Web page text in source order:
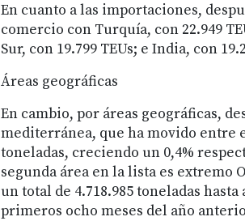
En cuanto a las importaciones,
comercio con Turquía, con 22.949
Sur, con 19.799 TEUs; e India, con
Áreas geográficas
En cambio, por áreas geográficas,
mediterránea, que ha movido entre
toneladas, creciendo un 0,4%
segunda área en la lista es extremo
un total de 4.718.985 toneladas
primeros ocho meses del año